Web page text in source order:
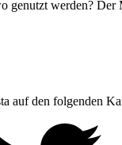
werden?
auf den folgenden